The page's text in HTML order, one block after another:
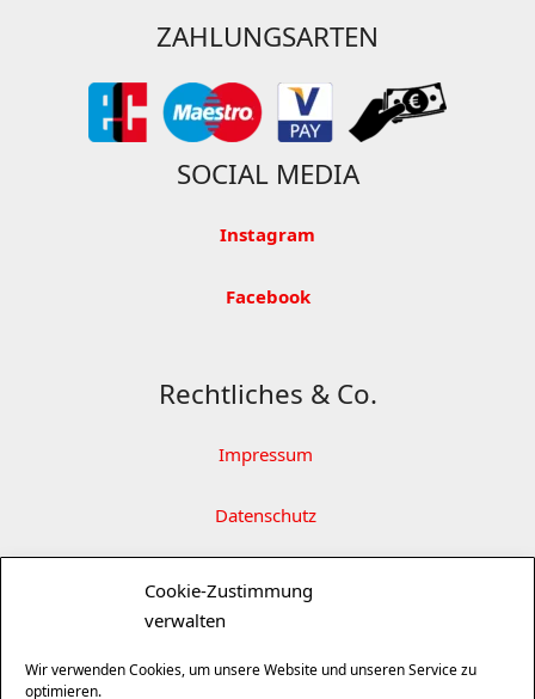
ZAHLUNGSARTEN
SOCIAL MEDIA
Instagram
Facebook
Rechtliches & Co.
Impressum
Datenschutz
Cookie-Zustimmung
verwalten
Wir verwenden Cookies, um unsere Website und unseren Service zu
optimieren.